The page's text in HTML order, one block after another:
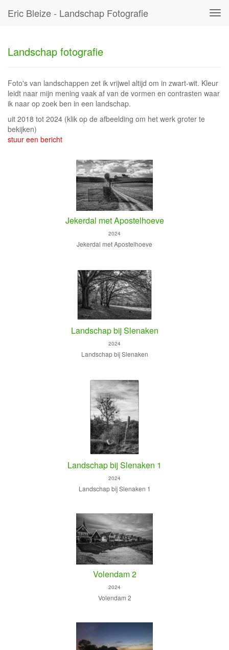
Eric Bleize - Landschap Fotografie
Landschap fotografie
Foto's van landschappen zet ik vrijwel altijd om in zwart-wit. Kleur
leidt naar mijn mening vaak af van de vormen en contrasten waar
ik naar op zoek ben in een landschap.
uit 2018 tot 2024 (klik op de afbeelding om het werk groter te
bekijken)
stuur een bericht
Jekerdal met Apostelhoeve
2024
Jekerdal met Apostelhoeve
Landschap bij Slenaken
2024
Landschap bij Slenaken
Landschap bij Slenaken 1
2024
Landschap bij Slenaken 1
Volendam 2
2024
Volendam 2